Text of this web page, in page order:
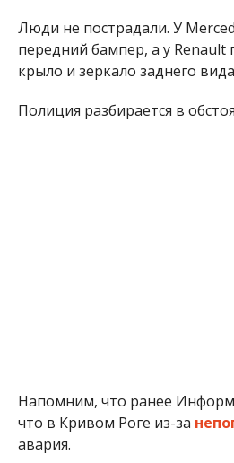
Люди не пострадали. У
передний бампер, а у
крыло и зеркало заднего
Полиция разбирается в
Напомним, что ранее
что в Кривом Роге из-за
авария.